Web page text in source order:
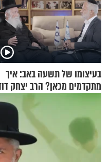
בעיצומו של תשעה באב: איך
מתקדמים מכאן? הרב יצחק
גרוסמן בשיחה מיוחדת